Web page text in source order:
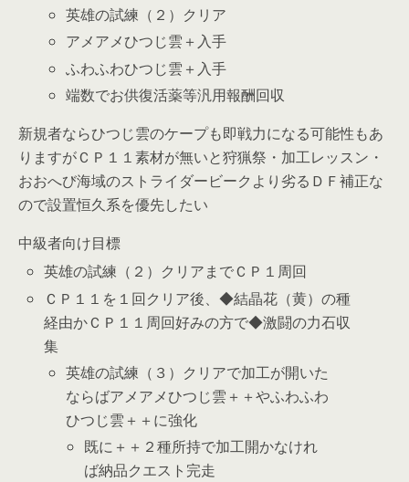
英雄の試練（２）クリア
アメアメひつじ雲＋入手
ふわふわひつじ雲＋入手
端数でお供復活薬等汎用報酬回収
新規者ならひつじ雲のケープも即戦力になる可能性もあ
りますがＣＰ１１素材が無いと狩猟祭・加工レッスン・
おおへび海域のストライダービークより劣るＤＦ補正な
ので設置恒久系を優先したい
中級者向け目標
英雄の試練（２）クリアまでＣＰ１周回
ＣＰ１１を１回クリア後、◆結晶花（黄）の種
経由かＣＰ１１周回好みの方で◆激闘の力石収
集
英雄の試練（３）クリアで加工が開いた
ならばアメアメひつじ雲＋＋やふわふわ
ひつじ雲＋＋に強化
既に＋＋２種所持で加工開かなけれ
ば納品クエスト完走